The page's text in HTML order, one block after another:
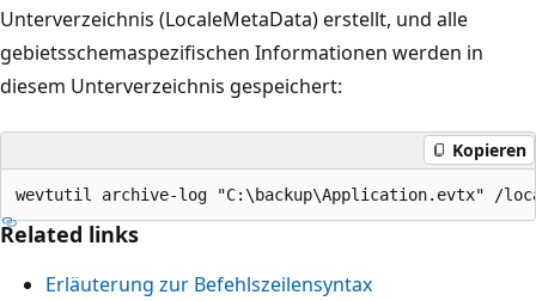
Unterverzeichnis (LocaleMetaData) erstellt, und alle
gebietsschemaspezifischen Informationen werden in
diesem Unterverzeichnis gespeichert:
Kopieren
Related links
Erläuterung zur Befehlszeilensyntax